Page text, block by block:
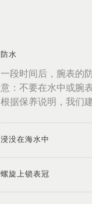
防水
一段时间后，腕表的
意：不要在水中或腕
根据保养说明，我们
浸没在海水中
螺旋上锁表冠